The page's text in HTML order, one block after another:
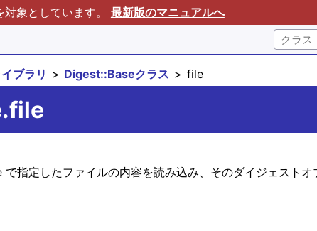
象としています。 最新版のマニュアルへ
ブラリ Digest::Baseクラス file
指定したファイルの内容を読み込み、そのダイジェストオ